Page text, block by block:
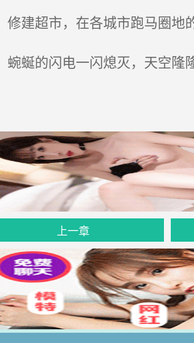
修建超市，在各城市跑马圈地
蜿蜒的闪电一闪熄灭，天空隆
上一章